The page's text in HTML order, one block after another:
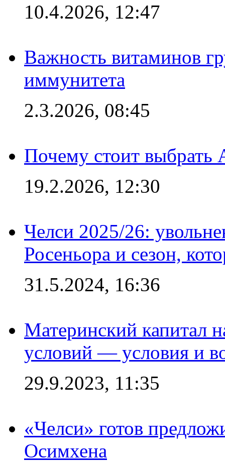
10.4.2026, 12:47
Важность витаминов
иммунитета
2.3.2026, 08:45
Почему стоит выбрать
19.2.2026, 12:30
Челси 2025/26:
Росеньора и сезон,
31.5.2024, 16:36
Материнский капитал
условий — условия и
29.9.2023, 11:35
«Челси» готов
Осимхена